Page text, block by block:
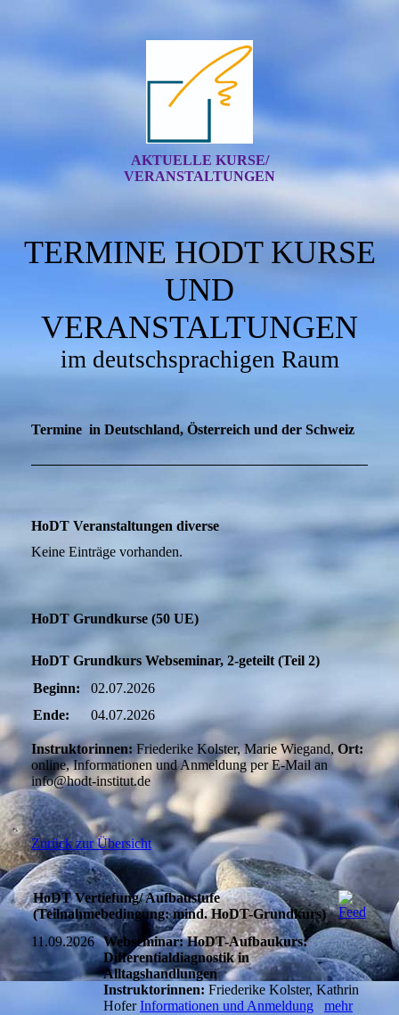
AKTUELLE KURSE/
VERANSTALTUNGEN
TERMINE HODT KURSE
UND
VERANSTALTUNGEN
im deutschsprachigen Raum
Termine in Deutschland, Österreich und der Schweiz
HoDT Veranstaltungen diverse
Keine Einträge vorhanden.
HoDT Grundkurse (50 UE)
HoDT Grundkurs Webseminar, 2-geteilt (Teil 2)
Beginn:
02.07.2026
Ende:
04.07.2026
Instruktorinnen: Friederike Kolster, Marie Wiegand, Ort:
online, Informationen und Anmeldung per E-Mail an
info@hodt-institut.de
Zurück zur Übersicht
HoDT Vertiefung/ Aufbaustufe
(Teilnahmebedingung: mind. HoDT-Grundkurs)
11.09.2026 Webseminar: HoDT-Aufbaukurs:
Differentialdiagnostik in
Alltagshandlungen
Instruktorinnen: Friederike Kolster, Kathrin
HoferInformationen und Anmeldung
mehr